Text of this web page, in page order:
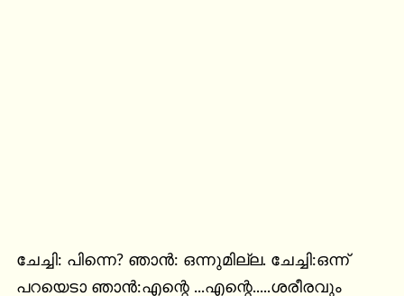
ചേച്ചി: പിന്നെ? ഞാൻ: ഒന്നുമില്ല. ചേച്ചി:ഒന്ന്
പറയെടാ ഞാൻ:എന്റെ ...എന്റെ.....ശരീരവും